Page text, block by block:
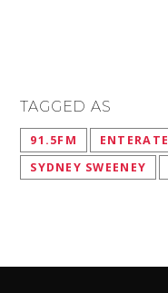
TAGGED AS
91.5FM ENTERATE
SYDNEY SWEENEY